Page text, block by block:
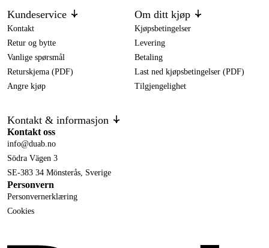
Kundeservice
Kontakt
Retur og bytte
Vanlige spørsmål
Returskjema (PDF)
Angre kjøp
Om ditt kjøp
Kjøpsbetingelser
Levering
Betaling
Last ned kjøpsbetingelser (PDF)
Tilgjengelighet
Kontakt & informasjon
Kontakt oss
info@duab.no
Södra Vägen 3
SE-383 34 Mönsterås, Sverige
Personvern
Personvernerklæring
Cookies